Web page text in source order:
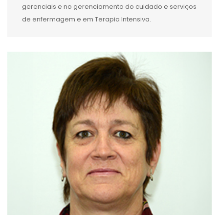
gerenciais e no gerenciamento do cuidado e serviços
de enfermagem e em Terapia Intensiva.